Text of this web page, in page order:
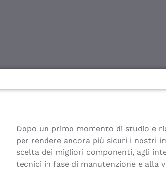
Dopo un primo momento di studio e
per rendere ancora più sicuri i nostri
scelta dei migliori componenti, agli
tecnici in fase di manutenzione e alla